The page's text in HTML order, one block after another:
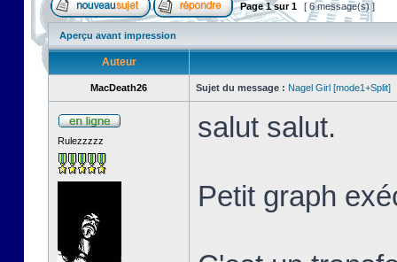
Page1sur1 [ 6 message(s) ]
Aperçu avant impression
Auteur
MacDeath26 Sujet du message : Nagel Girl [mode1+Split]
Rulezzzzz salut salut.
Petit graph